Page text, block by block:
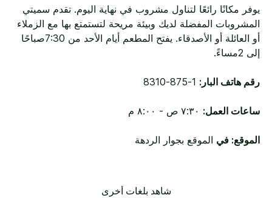
يوفر مكانًا رائعًا لتناول مشروب في نهاية اليوم. تقدم سميتي
المشروبات المفضلة لديك وبيئة مريحة لتستمتع بها مع الزملاء
أو العائلة أو الأصدقاء. يفتح المطعم أيام الأحد من 7:30صباحًا
إلى 2مساءً.
رقم هاتف البار:
ساعات العمل:
الموقع: في الموقع بجوار الردهة
شاهد بلغات أخرى